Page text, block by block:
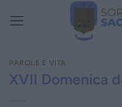
PAROLE E VITA
XVII Domenica